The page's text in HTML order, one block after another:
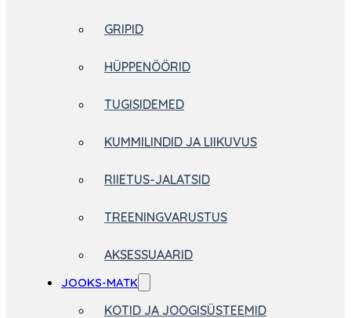
GRIPID
HÜPPENÖÖRID
TUGISIDEMED
KUMMILINDID JA LIIKUVUS
RIIETUS-JALATSID
TREENINGVARUSTUS
AKSESSUAARID
JOOKS-MATK
KOTID JA JOOGISÜSTEEMID